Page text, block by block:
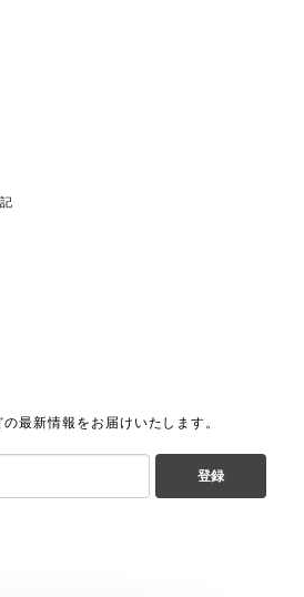
最新情報をお届けいたします。
登録